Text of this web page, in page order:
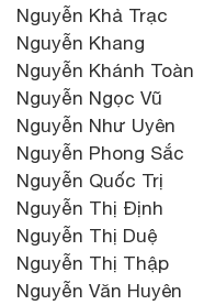
Nguyễn Khả Trạc
Nguyễn Khang
Nguyễn Khánh Toàn
Nguyễn Ngọc Vũ
Nguyễn Như Uyên
Nguyễn Phong Sắc
Nguyễn Quốc Trị
Nguyễn Thị Định
Nguyễn Thị Duệ
Nguyễn Thị Thập
Nguyễn Văn Huyên